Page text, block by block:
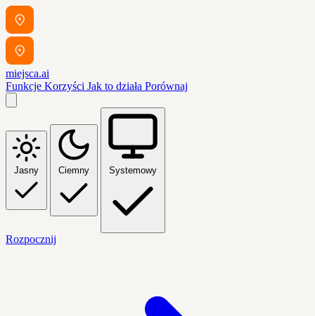
miejsca.ai
Funkcje Korzyści Jak to działa Porównaj
Jasny Ciemny Systemowy
Rozpocznij